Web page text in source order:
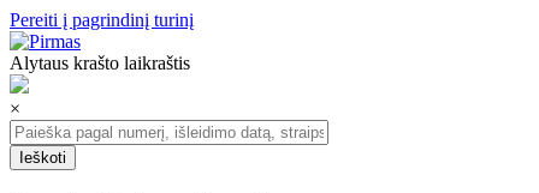
Pereiti į pagrindinį turinį
Alytaus krašto laikraštis
×